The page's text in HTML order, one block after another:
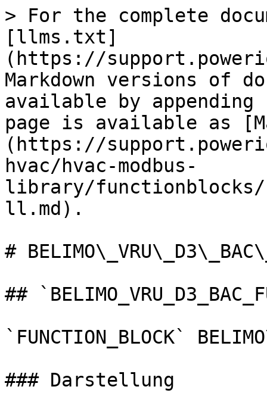
> For the complete documentation index, see [llms.txt](https://support.powerio.com/hub/llms.txt). Markdown versions of documentation pages are available by appending `.md` to page URLs; this page is available as [Markdown](https://support.powerio.com/hub/codesys-hvac/hvac-modbus-library/functionblocks/belimo/belimo_vru_d3_bac_full.md).

# BELIMO\_VRU\_D3\_BAC\_FULL

## `BELIMO_VRU_D3_BAC_FULL` (FB)

`FUNCTION_BLOCK` BELIMO\_VRU\_D3\_BAC\_FULL

### Darstellung

<figure><img src="/files/1IbQ5cNEK6KermHfbNHb" alt=""><figcaption></figcaption></figure>

InOut:

| Scope       | Name                    | Type                                       | Initial                                                  | Comment                                                                                                                                                                                                                                                 |
| ----------- | ----------------------- | ------------------------------------------ | -------------------------------------------------------- | ------------------------------------------------------------------------------------------------------------------------------------------------------------------------------------------------------------------------------------------------------- |
| Input       | `xEn`                   | `BOOL`                                     | TRUE                                                     | Freigabe / Sperrung der Kommunikation (TRUE = Freigabe)                                                                                                                                                                                                 |
| Input       | `byUnitId`              | `BYTE`                                     | 0                                                        | Adresse des Geräts                                                                                                                                                                                                                                      |
| Input       | `xUpdateActual`         | `BOOL`                                     | FALSE                                                    | <p>Aktualisierung der Istwerte (bei jeder ansteigenden Flanke<br>)</p>                                                                                                                                                                                  |
| Input       | `xUpdateSetp`           | `BOOL`                                     | FALSE                                                    | <p>Aktualisierung der Sollwerte (bei jeder ansteigenden Flanke<br>)</p>                                                                                                                                                                                 |
| Input       | `xUpdateInfo`           | `BOOL`                                     | FALSE                                                    | <p>Aktualisierung der Geräteinformationen (bei jeder<br>ansteigenden Flanke)</p>                                                                                                                                                                        |
| Input       | `xResError`             | `BOOL`                                     | FALSE                                                    | <p>Reinitialisierung der Ausgänge <code>eErrorCodeCom</code> bzw.<br><code>stErrorCodeDev</code> auf dem fehlerfreien Zustand (bei jeder<br>ansteigenden Flanke)</p>                                                                                    |
| Input       | `rSetpPerc`             | `REAL`                                     | 0.0                                                      | Sollwert in % (0.0 - 100.0 %) je nach Applikation                                                                                                                                                                                                       |
| Input       | `eOverrideCon`          | BELIMO\_VRU\_D3\_BAC\_OVERRIDE\_CON        | BELIMO\_VRU\_D3\_BAC\_OVERRIDE\_CON.NO\_OVERRIDE         | <p>Volumenstromregelung: Sollwert - Volumenstrom in % (0.0 - 100.0 %) (0.0 % = Vmin, 100.0 % = Vmax)<br>Zwangsübersteuerung des Luftklappe (0 = keine)</p>                                                                                              |
| Inout       | `ModbusClient`          | `ModbusClientBase`                         |                                                          | Client des Geräts                                                                                                                                                                                                                                       |
| Output      | `rVminUnit`